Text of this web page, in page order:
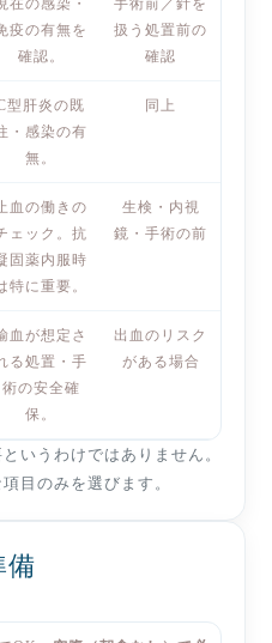
在の感染・
疫の有無を
確認。
手術前／針を
扱う処置前の
確認
型肝炎の既
・感染の有
無。
同上
血の働きの
ェック。抗
固薬内服時
特に重要。
生検・内視
鏡・手術の前
血が想定さ
る処置・手
術の安全確
保。
出血のリスク
がある場合
いうわけではありません。
目のみを選びます。
備